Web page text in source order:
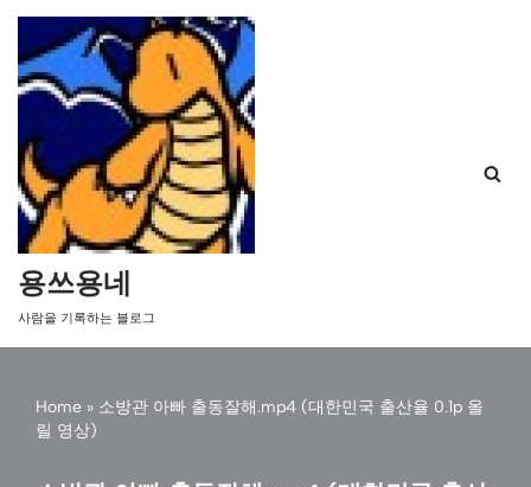
콘
텐
로
건
너
뛰
기
용쓰용네
사람을 기록하는 블로그
Home » 소방관 아빠 출동잘해.mp4 (대한민국 출산율 0.1p 올
릴 영상)